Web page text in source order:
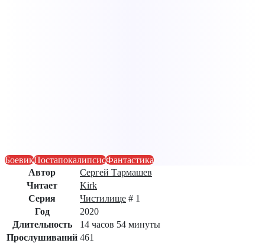
БоевикПостапокалипсисФантастика
Автор
Сергей Тармашев
Читает
Kirk
Серия
Чистилище # 1
Год
2020
Длительность
14 часов 54 минуты
Прослушиваний 461